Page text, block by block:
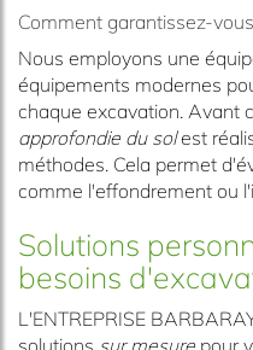
Comment garantissez-
Nous employons une
équipements modernes
chaque excavation. Avant
approfondie du solest
méthodes. Cela permet
comme l'effondrement ou
Solutions
besoins
L'ENTREPRISE
solutions sur mesurepour